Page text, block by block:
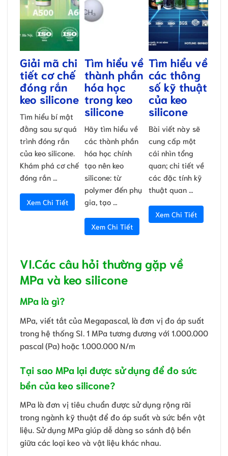
Giải mã chi
tiết cơ chế
đóng rắn
keo silicone
Tìm hiểu bí mật
đằng sau sự quá
trình đóng rắn
của keo silicone.
Khám phá cơ chế
đóng rắn …
Xem Chi Tiết
Tìm hiểu về
thành phần
hóa học
trong keo
silicone
Hãy tìm hiểu về
các thành phần
hóa học chính
tạo nên keo
silicone: từ
polymer đến phụ
gia, tạo …
Xem Chi Tiết
Tìm hiểu về
các thông
số kỹ thuật
của keo
silicone
Bài viết này sẽ
cung cấp một
cái nhìn tổng
quan; chi tiết về
các đặc tính kỹ
thuật quan …
Xem Chi Tiết
VI.Các câu hỏi thường gặp về
MPa và keo silicone
MPa là gì?
MPa, viết tắt của Megapascal, là đơn vị đo áp suất
trong hệ thống SI. 1 MPa tương đương với 1.000.000
pascal (Pa) hoặc 1.000.000 N/m
Tại sao MPa lại được sử dụng để đo sức
bền của keo silicone?
MPa là đơn vị tiêu chuẩn được sử dụng rộng rãi
trong ngành kỹ thuật để đo áp suất và sức bền vật
liệu. Sử dụng MPa giúp dễ dàng so sánh độ bền
giữa các loại keo và vật liệu khác nhau.